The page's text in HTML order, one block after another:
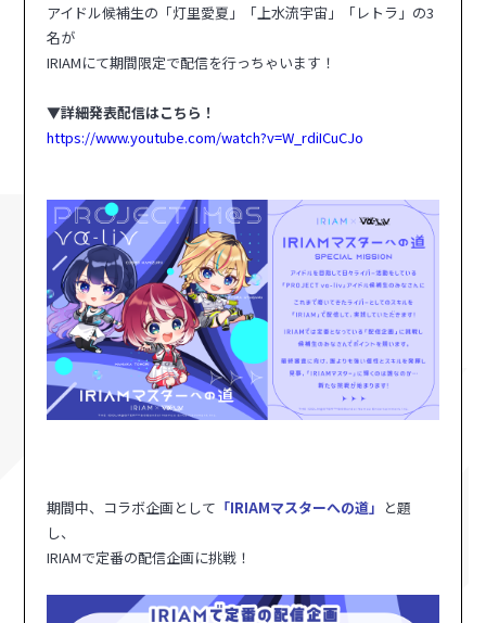
アイドル候補生の「灯里愛夏」「上水流宇宙」「レトラ」の3
名が
IRIAMにて期間限定で配信を行っちゃいます！
▼詳細発表配信はこちら！
https://www.youtube.com/watch?v=W_rdiICuCJo
期間中、コラボ企画として 「IRIAMマスターへの道」 と題
し、
IRIAMで定番の配信企画に挑戦！